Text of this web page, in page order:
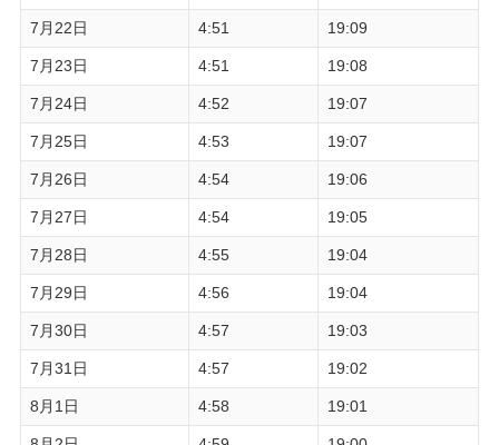
7月22日 4:51 19:09
7月23日 4:51 19:08
7月24日 4:52 19:07
7月25日 4:53 19:07
7月26日 4:54 19:06
7月27日 4:54 19:05
7月28日 4:55 19:04
7月29日 4:56 19:04
7月30日 4:57 19:03
7月31日 4:57 19:02
8月1日 4:58 19:01